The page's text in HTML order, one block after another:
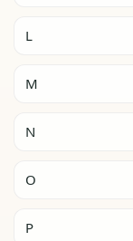
L
M
N
O
P